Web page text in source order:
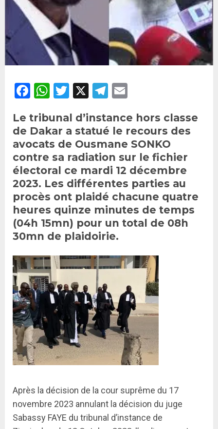
Facebook
WhatsApp
Twitter
X Telegram
Le tribunal d’instance hors classe
de Dakar a statué le recours des
avocats de Ousmane SONKO
contre sa radiation sur le fichier
électoral ce mardi 12 décembre
2023. Les différentes parties au
procès ont plaidé chacune quatre
heures quinze minutes de temps
(04h 15mn) pour un total de 08h
30mn de plaidoirie.
Après la décision de la cour suprême du 17
novembre 2023 annulant la décision du juge
Sabassy FAYE du tribunal d’instance de